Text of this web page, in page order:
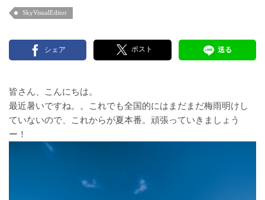
SkyVisualEditor
シェア ポスト 送る
皆さん、こんにちは。
最近暑いですね。。これでも全国的にはまだまだ梅雨明けし
ていないので、これからが夏本番。頑張っていきましょう
ー！